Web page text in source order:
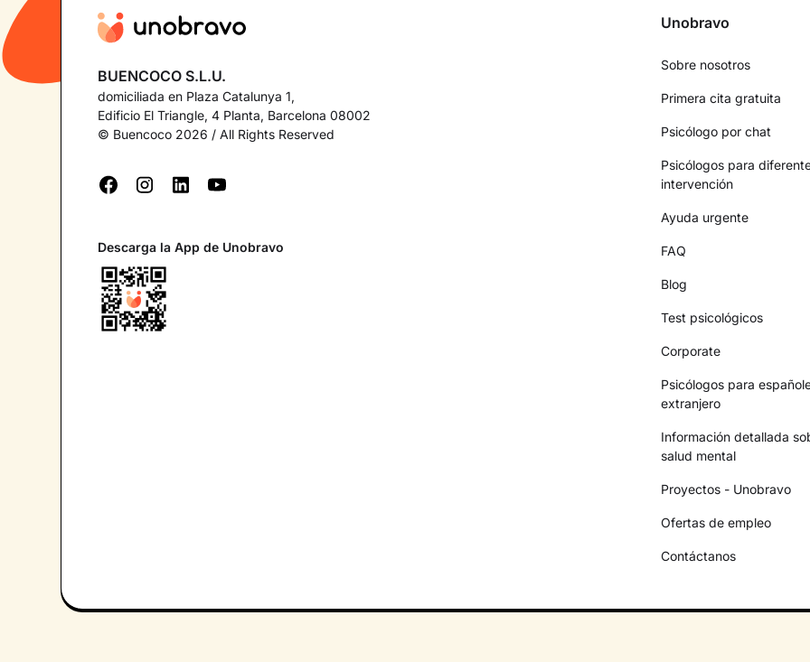
BUENCOCO S.L.U.
domiciliada en Plaza Catalunya 1,
Edificio El Triangle, 4 Planta, Barcelona 08002
© Buencoco 2026 / All Rights Reserved
Descarga la App de Unobravo
Unobravo
Sobre nosotros
Primera cita gratuita
Psicólogo por chat
Psicólogos para
intervención
Ayuda urgente
FAQ
Blog
Test psicológicos
Corporate
Psicólogos para
extranjero
Información detallada
salud mental
Proyectos - Unobravo
Ofertas de empleo
Contáctanos